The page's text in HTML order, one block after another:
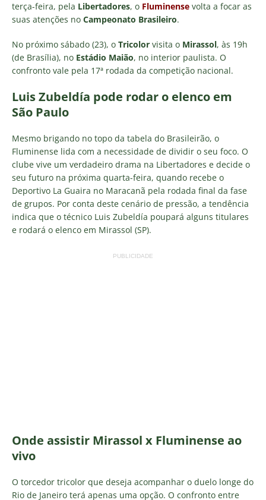
terça-feira, pela Libertadores, o Fluminense volta a focar as
suas atenções no Campeonato Brasileiro.
No próximo sábado (23), o Tricolor visita o Mirassol, às 19h
(de Brasília), no Estádio Maião, no interior paulista. O
confronto vale pela 17ª rodada da competição nacional.
Luis Zubeldía pode rodar o elenco em
São Paulo
Mesmo brigando no topo da tabela do Brasileirão, o
Fluminense lida com a necessidade de dividir o seu foco. O
clube vive um verdadeiro drama na Libertadores e decide o
seu futuro na próxima quarta-feira, quando recebe o
Deportivo La Guaira no Maracanã pela rodada final da fase
de grupos. Por conta deste cenário de pressão, a tendência
indica que o técnico Luis Zubeldía poupará alguns titulares
e rodará o elenco em Mirassol (SP).
PUBLICIDADE
Onde assistir Mirassol x Fluminense ao
vivo
O torcedor tricolor que deseja acompanhar o duelo longe do
Rio de Janeiro terá apenas uma opção. O confronto entre